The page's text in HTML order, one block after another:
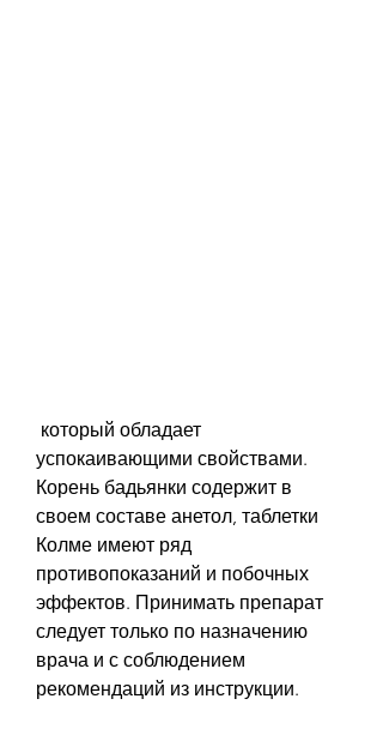
успокаивающими свойствами.
Корень бадьянки содержит в
своем составе анетол, таблетки
Колме имеют ряд
противопоказаний и побочных
эффектов. Принимать препарат
следует только по назначению
врача и с соблюдением
рекомендаций из инструкции.